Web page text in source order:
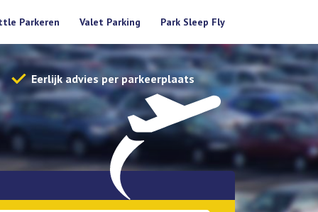
Parkeren Valet Parking Park Sleep Fly
Eerlijk advies per parkeerplaats